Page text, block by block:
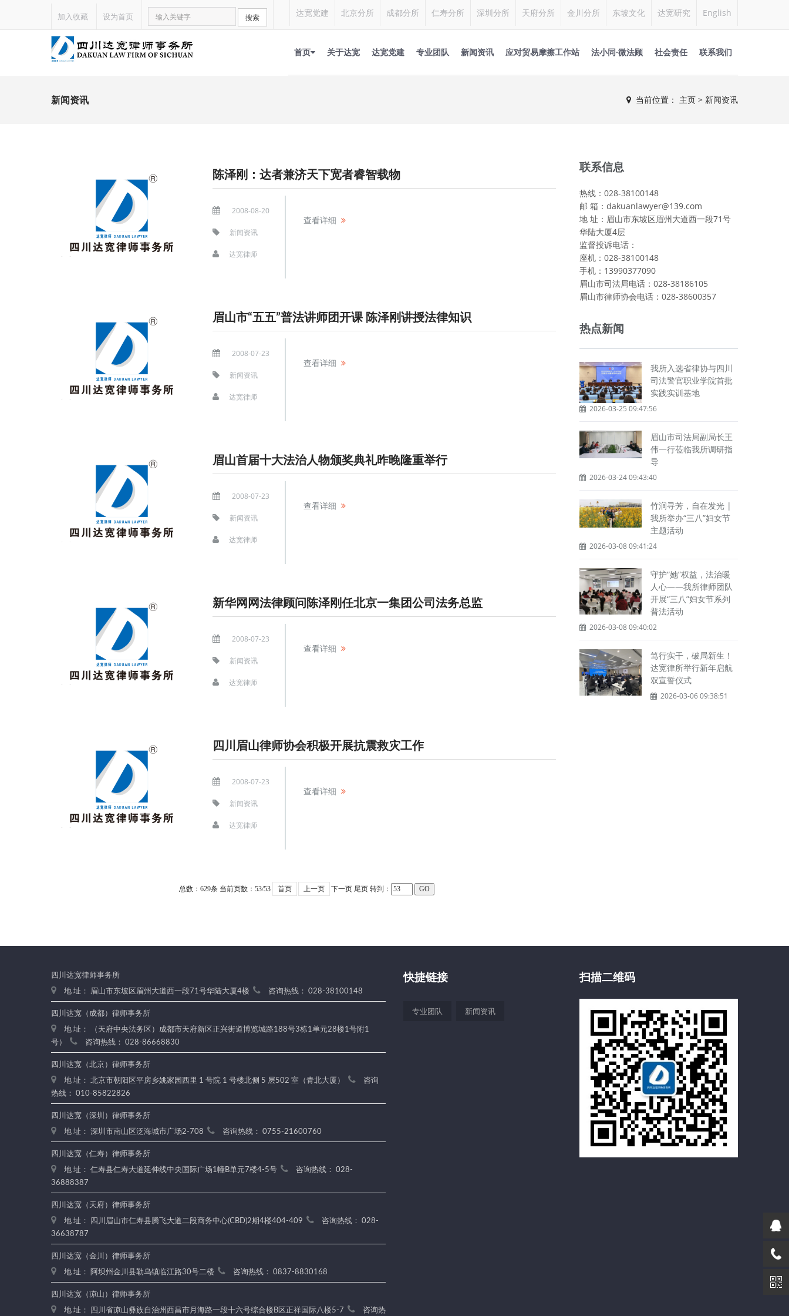
加入收藏 设为首页 搜索 达宽党建 北京分所 成都分所 仁寿分所 深圳分所 天府分所 金川分所 东坡文化 达宽研究 English
首页 关于达宽 达宽党建 专业团队 新闻资讯 应对贸易摩擦工作站 法小同·微法顾 社会责任 联系我们
新闻资讯 当前位置： 主页 > 新闻资讯
陈泽刚：达者兼济天下宽者睿智载物
2008-08-20
新闻资讯
达宽律师
查看详细
眉山市“五五”普法讲师团开课 陈泽刚讲授法律知识
2008-07-23
新闻资讯
达宽律师
查看详细
眉山首届十大法治人物颁奖典礼昨晚隆重举行
2008-07-23
新闻资讯
达宽律师
查看详细
新华网网法律顾问陈泽刚任北京一集团公司法务总监
2008-07-23
新闻资讯
达宽律师
查看详细
四川眉山律师协会积极开展抗震救灾工作
2008-07-23
新闻资讯
达宽律师
查看详细
总数：629条 当前页数： 53/53 首页 上一页 下一页 尾页 转到：
联系信息
热线：028-38100148
邮 箱：dakuanlawyer@139.com
地 址：眉山市东坡区眉州大道西一段71号
华陆大厦4层
监督投诉电话：
座机：028-38100148
手机：13990377090
眉山市司法局电话：028-38186105
眉山市律师协会电话：028-38600357
热点新闻
我所入选省律协与四川
司法警官职业学院首批
实践实训基地
2026-03-25 09:47:56
眉山市司法局副局长王
伟一行莅临我所调研指
导
2026-03-24 09:43:40
竹涧寻芳，自在发光 |
我所举办“三八”妇女节
主题活动
2026-03-08 09:41:24
守护“她”权益，法治暖
人心——我所律师团队
开展“三八”妇女节系列
普法活动
2026-03-08 09:40:02
笃行实干，破局新生！
达宽律所举行新年启航
双宣誓仪式
2026-03-06 09:38:51
四川达宽律师事务所
地 址： 眉山市东坡区眉州大道西一段71号华陆大厦4楼 咨询热线： 028-38100148
四川达宽（成都）律师事务所
地 址： （天府中央法务区）成都市天府新区正兴街道博览城路188号3栋1单元28楼1号附1
号）
咨询热线： 028-86668830
四川达宽（北京）律师事务所
地 址： 北京市朝阳区平房乡姚家园西里 1 号院 1 号楼北侧 5 层502 室（青北大厦）
咨询
热线： 010-85822826
四川达宽（深圳）律师事务所
地 址： 深圳市南山区泛海城市广场2-708 咨询热线： 0755-21600760
四川达宽（仁寿）律师事务所
地 址： 仁寿县仁寿大道延伸线中央国际广场1幢B单元7楼4-5号
咨询热线： 028-
36888387
四川达宽（天府）律师事务所
地 址： 四川眉山市仁寿县腾飞大道二段商务中心(CBD)2期4楼404-409
咨询热线： 028-
36638787
四川达宽（金川）律师事务所
地 址： 阿坝州金川县勒乌镇临江路30号二楼 咨询热线： 0837-8830168
四川达宽（凉山）律师事务所
地 址： 四川省凉山彝族自治州西昌市月海路一段十六号综合楼B区正祥国际八楼5-7 咨询热
快捷链接
专业团队 新闻资讯
扫描二维码